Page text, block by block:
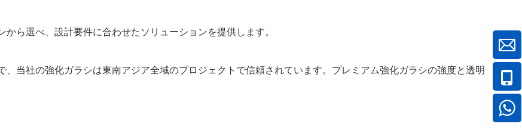
ら選べ、設計要件に合わせたソリューションを提供します。
当社の強化ガラシは東南アジア全域のプロジェクトで信頼されています。プレミアム強化ガラシの強度と透明